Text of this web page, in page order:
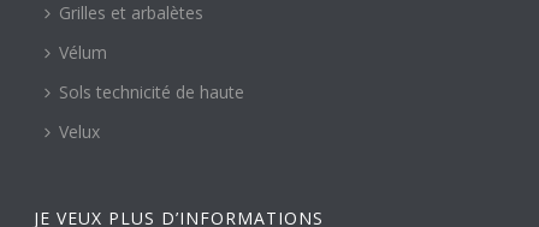
Grilles et arbalètes
Vélum
Sols technicité de haute
Velux
JE VEUX PLUS D’INFORMATIONS